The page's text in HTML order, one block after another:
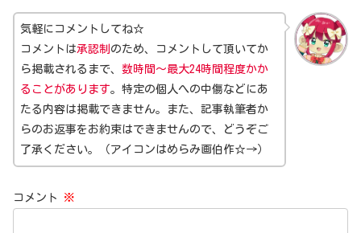
気軽にコメントしてね☆
コメントは承認制 のため、コメントして頂いてか
ら掲載されるまで、 数時間～最大24時間程度かか
ることがあります。特定の個人への中傷などにあ
たる内容は掲載できません。また、記事執筆者か
らのお返事をお約束はできませんので、どうぞご
了承ください。（アイコンはめらみ画伯作☆→）
コメント ※